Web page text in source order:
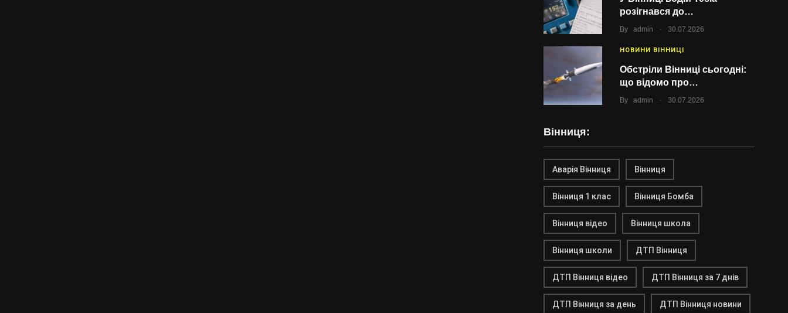
розігнався до…
By admin . 30.07.2026
НОВИНИ ВІННИЦІ
Обстріли Вінниці сьогодні:
що відомо про…
By admin . 30.07.2026
Вінниця:
Аварія Вінниця Вінниця
Вінниця 1 клас Вінниця Бомба
Вінниця відео Вінниця школа
Вінниця школи ДТП Вінниця
ДТП Вінниця відео ДТП Вінниця за 7 днів
ДТП Вінниця за день ДТП Вінниця новини